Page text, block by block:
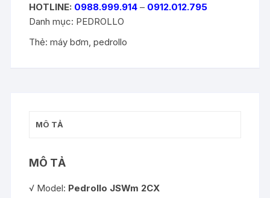
HOTLINE: 0988.999.914 – 0912.012.795
Danh mục: PEDROLLO
Thẻ:máy bơm ,pedrollo
MÔ TẢ
MÔ TẢ
√ Model: Pedrollo JSWm 2CX